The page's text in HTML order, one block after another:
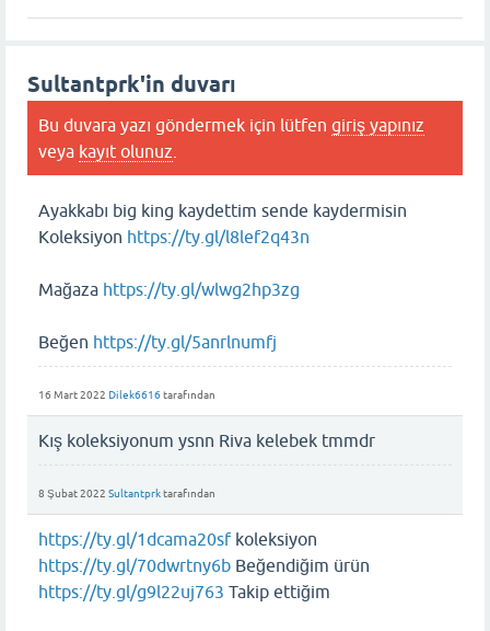
Sultantprk'in duvarı
Bu duvara yazı göndermek için lütfen giriş yapınız
veya kayıt olunuz
Ayakkabı big king kaydettim sende kaydermisin
Koleksiyon https://ty.gl/l8lef2q43n
Mağaza https://ty.gl/wlwg2hp3zg
Beğen https://ty.gl/5anrlnumfj
16 Mart 2022 Dilek6616 tarafından
Kış koleksiyonum ysnn Riva kelebek tmmdr
8 Şubat 2022 Sultantprktarafından
https://ty.gl/1dcama20sfkoleksiyon
https://ty.gl/70dwrtny6b Beğendiğim ürün
https://ty.gl/g9l22uj763 Takip ettiğim